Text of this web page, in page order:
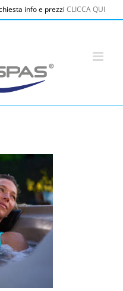
info e prezzi CLICCA QUI